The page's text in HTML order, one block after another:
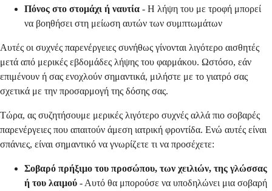
Πόνος στο στομάχι ή ναυτία - Η λήψη του με τροφή μπορεί
να βοηθήσει στη μείωση αυτών των συμπτωμάτων
Αυτές οι συχνές παρενέργειες συνήθως γίνονται λιγότερο αισθητές
μετά από μερικές εβδομάδες λήψης του φαρμάκου. Ωστόσο, εάν
επιμένουν ή σας ενοχλούν σημαντικά, μιλήστε με το γιατρό σας
σχετικά με την προσαρμογή της δόσης σας.
Τώρα, ας συζητήσουμε μερικές λιγότερο συχνές αλλά πιο σοβαρές
παρενέργειες που απαιτούν άμεση ιατρική φροντίδα. Ενώ αυτές είναι
σπάνιες, είναι σημαντικό να γνωρίζετε τι να προσέχετε:
Σοβαρό πρήξιμο του προσώπου, των χειλιών, της γλώσσας
ή του λαιμού - Αυτό θα μπορούσε να υποδηλώνει μια σοβαρή